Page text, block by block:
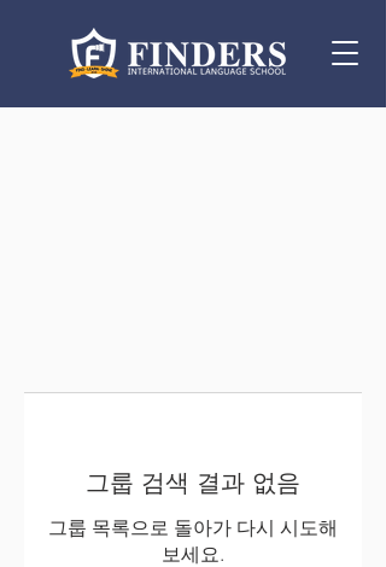
그룹 검색 결과 없음
그룹 목록으로 돌아가 다시 시도해
보세요.